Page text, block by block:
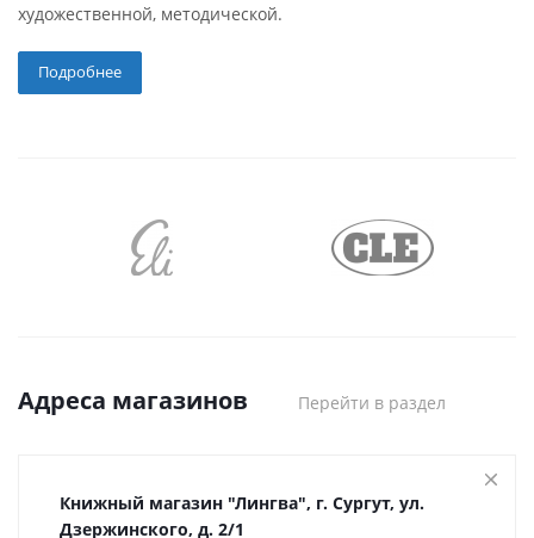
художественной, методической.
Подробнее
Адреса магазинов Перейти в раздел
Книжный магазин "Лингва", г. Сургут, ул.
Дзержинского, д. 2/1